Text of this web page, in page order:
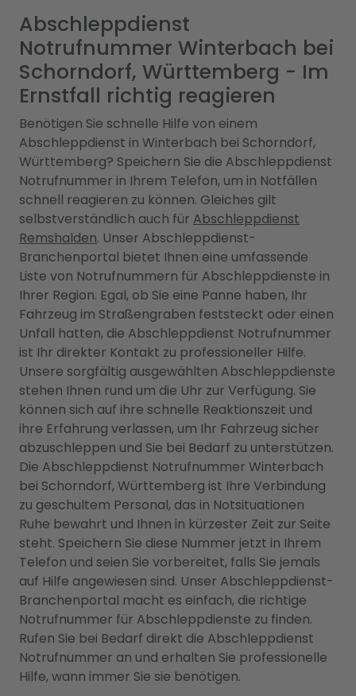
Abschleppdienst
Notrufnummer Winterbach bei
Schorndorf, Württemberg - Im
Ernstfall richtig reagieren
Benötigen Sie schnelle Hilfe von einem
Abschleppdienst in Winterbach bei Schorndorf,
Württemberg? Speichern Sie die Abschleppdienst
Notrufnummer in Ihrem Telefon, um in Notfällen
schnell reagieren zu können. Gleiches gilt
selbstverständlich auch für Abschleppdienst
Remshalden. Unser Abschleppdienst-
Branchenportal bietet Ihnen eine umfassende
Liste von Notrufnummern für Abschleppdienste in
Ihrer Region. Egal, ob Sie eine Panne haben, Ihr
Fahrzeug im Straßengraben feststeckt oder einen
Unfall hatten, die Abschleppdienst Notrufnummer
ist Ihr direkter Kontakt zu professioneller Hilfe.
Unsere sorgfältig ausgewählten Abschleppdienste
stehen Ihnen rund um die Uhr zur Verfügung. Sie
können sich auf ihre schnelle Reaktionszeit und
ihre Erfahrung verlassen, um Ihr Fahrzeug sicher
abzuschleppen und Sie bei Bedarf zu unterstützen.
Die Abschleppdienst Notrufnummer Winterbach
bei Schorndorf, Württemberg ist Ihre Verbindung
zu geschultem Personal, das in Notsituationen
Ruhe bewahrt und Ihnen in kürzester Zeit zur Seite
steht. Speichern Sie diese Nummer jetzt in Ihrem
Telefon und seien Sie vorbereitet, falls Sie jemals
auf Hilfe angewiesen sind. Unser Abschleppdienst-
Branchenportal macht es einfach, die richtige
Notrufnummer für Abschleppdienste zu finden.
Rufen Sie bei Bedarf direkt die Abschleppdienst
Notrufnummer an und erhalten Sie professionelle
Hilfe, wann immer Sie sie benötigen.